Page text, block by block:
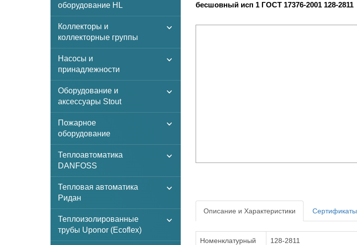
оборудование HL
Коллекторы и
коллекторные группы
Насосы и
принадлежности
Оборудование и
аксессуары Stout
Пожарное
оборудование
Теплоавтоматика
DANFOSS
Тепловая автоматика
Ридан
Теплоизолированные
трубы Uponor (Ecoflex)
бесшовный исп 1 ГОСТ 17376-2001 128-2811
Описание и Характеристики Сертификаты
Номенклатурный
128-2811